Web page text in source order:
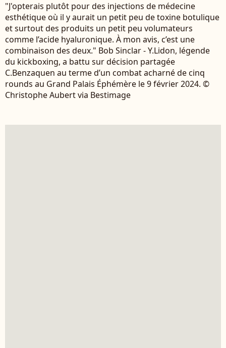
"J'opterais plutôt pour des injections de médecine
esthétique où il y aurait un petit peu de toxine botulique
et surtout des produits un petit peu volumateurs
comme l’acide hyaluronique. À mon avis, c’est une
combinaison des deux." Bob Sinclar - Y.Lidon, légende
du kickboxing, a battu sur décision partagée
C.Benzaquen au terme d’un combat acharné de cinq
rounds au Grand Palais Éphémère le 9 février 2024. ©
Christophe Aubert via Bestimage